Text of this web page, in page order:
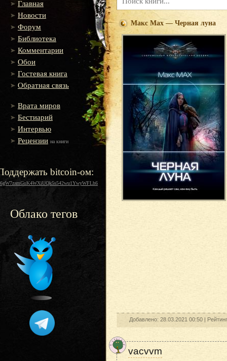
Главная
Новости
Форум
Библиотека
Комментарии
Обои
Гостевая книга
Обратная связь
Врата миров
Бестиарий
Интервью
Рецензии на книги
bitcoin-ом:
Облако тегов
Макс Мах — Черная луна
Добавлено: 28.03.2021 00:50 |
vacvvm